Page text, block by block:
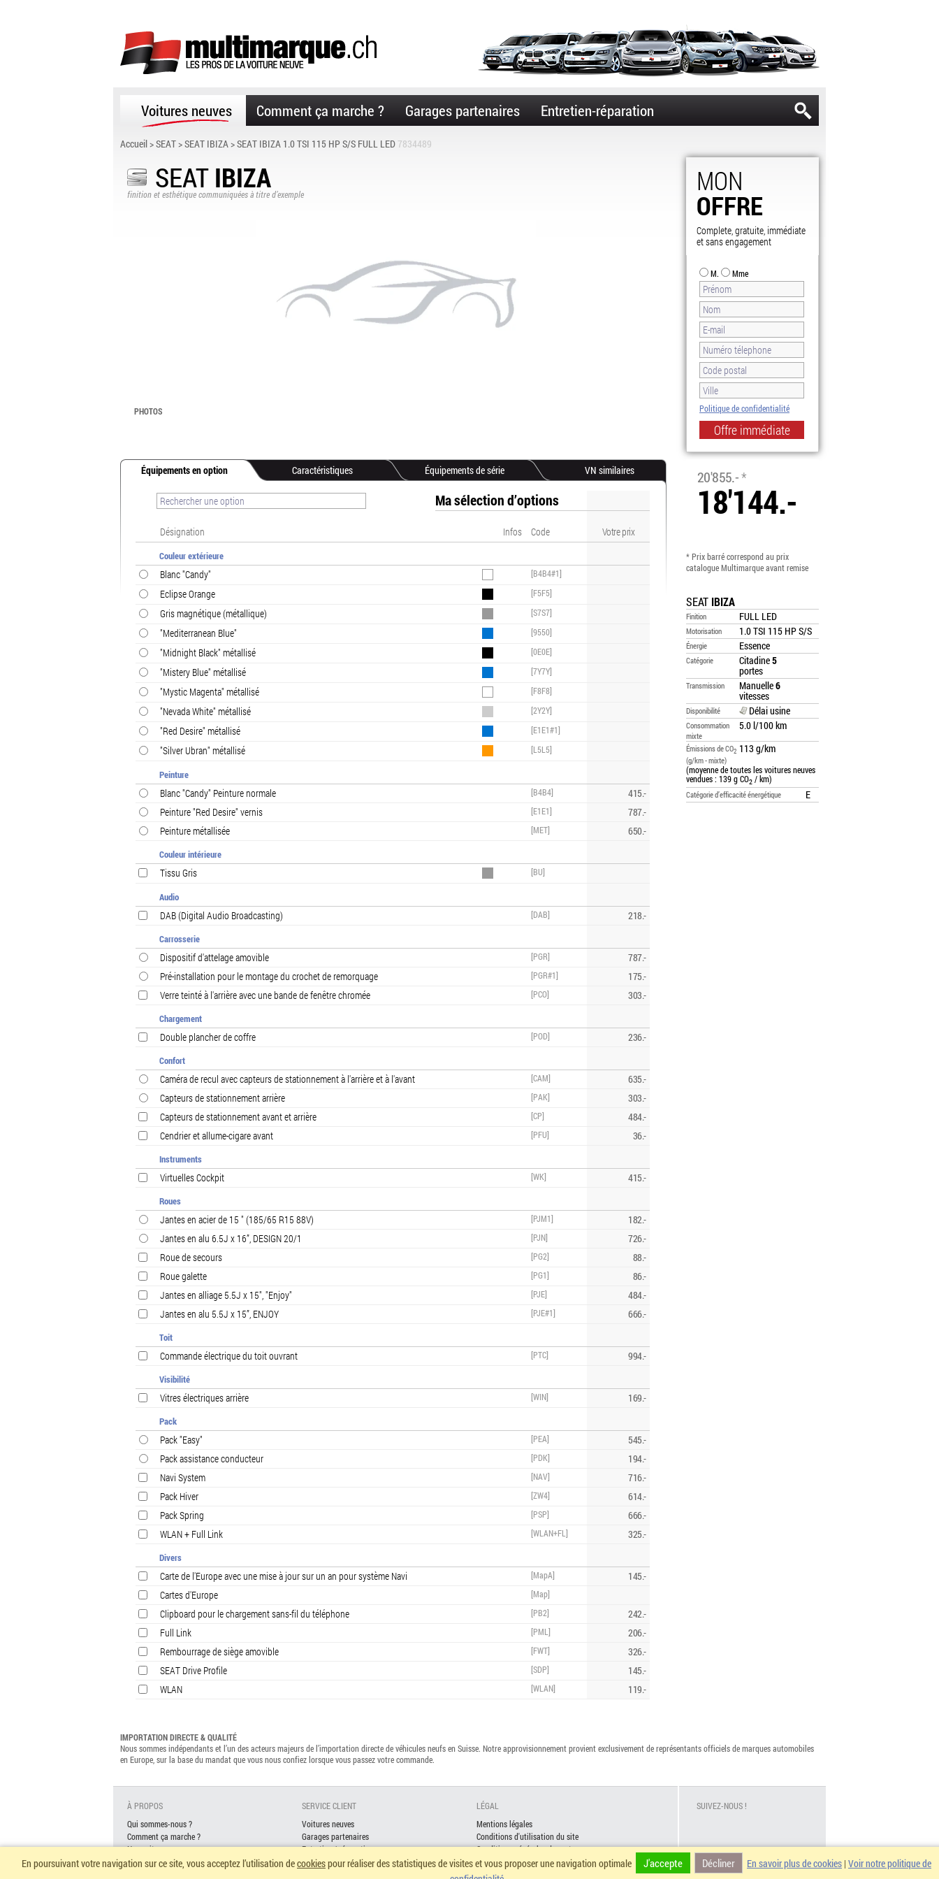
Voitures neuves Comment ça marche ? Garages partenaires Entretien-réparation
Accueil>SEAT>SEAT IBIZA> SEAT IBIZA 1.0 TSI 115 HP S/S FULL LED 7834489
SEAT IBIZA
finition et esthétique communiquées à titre d’exemple
PHOTOS
MON
OFFRE
Complete, gratuite, immédiate
et sans engagement
M. Mme
Politique de confidentialité
Équipements en option Caractéristiques Équipements de série VN similaires
Ma sélection d’options
Désignation Infos Code Votre prix
Couleur extérieure
Blanc "Candy" [B4B4#1]
Eclipse Orange [F5F5]
Gris magnétique (métallique) [S7S7]
"Mediterranean Blue" [9550]
"Midnight Black" métallisé [0E0E]
"Mistery Blue" métallisé [7Y7Y]
"Mystic Magenta" métallisé [F8F8]
"Nevada White" métallisé [2Y2Y]
"Red Desire" métallisé [E1E1#1]
"Silver Ubran" métallisé [L5L5]
Peinture
Blanc "Candy" Peinture normale [B4B4]
415.-
Peinture "Red Desire" vernis
[E1E1]
787.-
Peinture métallisée
[MET] 650.-
Couleur intérieure
Tissu Gris [BU]
Audio
DAB (Digital Audio Broadcasting) [DAB] 218.-
Carrosserie
Dispositif d'attelage amovible [PGR]
787.-
Pré-installation pour le montage du crochet de remorquage
[PGR#1]
175.-
Verre teinté à l'arrière avec une bande de fenêtre chromée
[PCO] 303.-
Chargement
Double plancher de coffre [POD] 236.-
Confort
Caméra de recul avec capteurs de stationnement à l'arrière et à l'avant [CAM]
635.-
Capteurs de stationnement arrière
[PAK]
303.-
Capteurs de stationnement avant et arrière
[CP]
484.-
Cendrier et allume-cigare avant
[PFU] 36.-
Instruments
Virtuelles Cockpit [WK] 415.-
Roues
Jantes en acier de 15 " (185/65 R15 88V) [PJM1]
182.-
Jantes en alu 6.5J x 16”, DESIGN 20/1
[PJN]
726.-
Roue de secours
[PG2]
88.-
Roue galette
[PG1]
86.-
Jantes en alliage 5.5J x 15", "Enjoy"
[PJE]
484.-
Jantes en alu 5.5J x 15”, ENJOY
[PJE#1] 666.-
Toit
Commande électrique du toit ouvrant [PTC] 994.-
Visibilité
Vitres électriques arrière [WIN] 169.-
Pack
Pack "Easy" [PEA]
545.-
Pack assistance conducteur
[PDK]
194.-
Navi System
[NAV]
716.-
Pack Hiver
[ZW4]
614.-
Pack Spring
[PSP]
666.-
WLAN + Full Link
[WLAN+FL] 325.-
Divers
Carte de l'Europe avec une mise à jour sur un an pour système Navi [MapA]
145.-
Cartes d'Europe
[Map]
Clipboard pour le chargement sans-fil du téléphone [PB2]
242.-
Full Link
[PML]
206.-
Rembourrage de siège amovible
[FWT]
326.-
SEAT Drive Profile
[SDP]
145.-
WLAN
[WLAN] 119.-
20'855.-*
18'144.-
* Prix barré correspond au prix
catalogue Multimarque avant remise
SEAT IBIZA
Finition FULL LED
Motorisation 1.0 TSI 115 HP S/S
Énergie Essence
Catégorie Citadine5
portes
Transmission Manuelle6
vitesses
Disponibilité Délai usine
Consommation
mixte
5.0 l/100 km
Émissions de CO2
(g/km - mixte)
113 g/km
(moyenne de toutes les voitures neuves
vendues : 139 g CO2 / km)
Catégorie d’efficacité énergétique E
IMPORTATION DIRECTE & QUALITÉ
Nous sommes indépendants et l’un des acteurs majeurs de l’importation directe de véhicules neufs en Suisse. Notre approvisionnement provient exclusivement de représentants officiels de marques automobiles
en Europe, sur la base du mandat que vous nous confiez lorsque vous passez votre commande.
À PROPOS
Qui sommes-nous ?
Comment ça marche ?
Nos voitures neuves
Garantie
SERVICE CLIENT
Voitures neuves
Garages partenaires
Entretien / réparation
Financement
LÉGAL
Mentions légales
Conditions d'utilisation du site
Conditions générales de vente
Politique de confidentialité
SUIVEZ-NOUS !
En poursuivant votre navigation sur ce site, vous acceptez l’utilisation decookiespour réaliser des statistiques de visites et vous proposer une navigation optimale J'accepte Décliner En savoir plus de cookies | Voir notre politique de